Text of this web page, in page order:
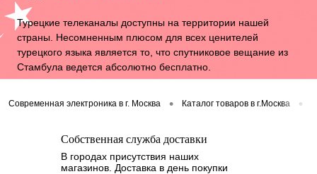
Турецкие телеканалы доступны на территории нашей
страны. Несомненным плюсом для всех ценителей
турецкого языка является то, что спутниковое вещание из
Стамбула ведется абсолютно бесплатно.
Современная электроника в г. Москва • Каталог товаров в г.Москва •
Собственная служба доставки
В городах присутствия наших
магазинов. Доставка в день покупки